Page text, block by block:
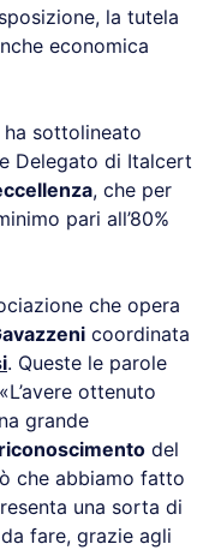
la tutela
economica
sottolineato
Delegato di Italcert
, che per
pari all’80%
che opera
coordinata
. Queste le parole
ottenuto
grande
riconoscimento del
che abbiamo fatto
una sorta di
fare, grazie agli